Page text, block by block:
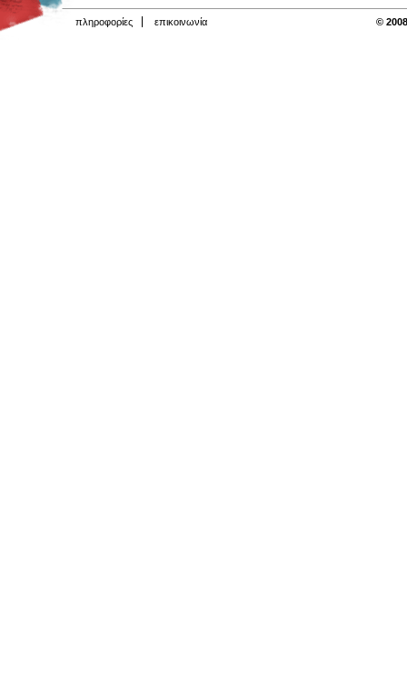
πληροφορίες επικοινωνία ©